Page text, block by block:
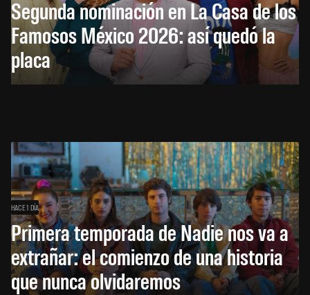
Segunda nominación en La Casa de los
Famosos México 2026: así quedó la
placa
HACE 1 DÍA
Primera temporada de Nadie nos va a
extrañar: el comienzo de una historia
que nunca olvidaremos